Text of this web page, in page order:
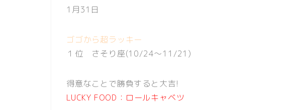
1月31日
ゴゴから超ラッキー
１位 さそり座(10/24〜11/21)
得意なことで勝負すると大吉!
LUCKY FOOD：ロールキャベツ